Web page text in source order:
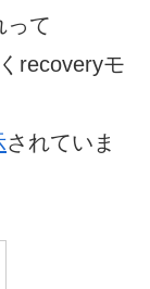
って
recoveryモ
されていま